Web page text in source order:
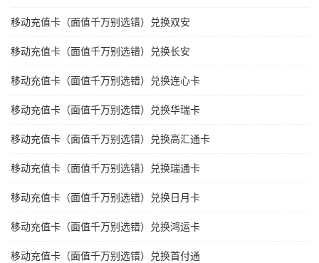
移动充值卡（面值千万别选错）兑换双安
移动充值卡（面值千万别选错）兑换长安
移动充值卡（面值千万别选错）兑换连心卡
移动充值卡（面值千万别选错）兑换华瑞卡
移动充值卡（面值千万别选错）兑换高汇通卡
移动充值卡（面值千万别选错）兑换瑞通卡
移动充值卡（面值千万别选错）兑换日月卡
移动充值卡（面值千万别选错）兑换鸿运卡
移动充值卡（面值千万别选错）兑换首付通